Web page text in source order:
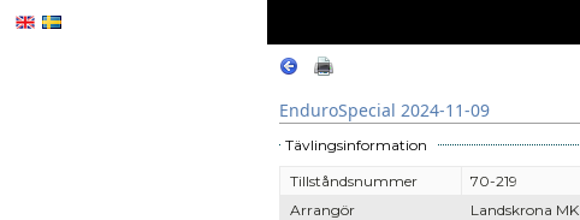
EnduroSpecial 2024-11-09
Tävlingsinformation
Tillståndsnummer
70-219
Arrangör
Landskrona MK